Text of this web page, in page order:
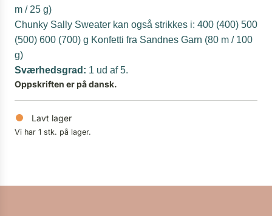
m / 25 g)
Chunky Sally Sweater kan også strikkes i: 400 (400) 500
(500) 600 (700) g Konfetti fra Sandnes Garn (80 m / 100
g)
Sværhedsgrad: 1 ud af 5.
Oppskriften er på dansk.
Lavt lager
Vi har 1 stk. på lager.